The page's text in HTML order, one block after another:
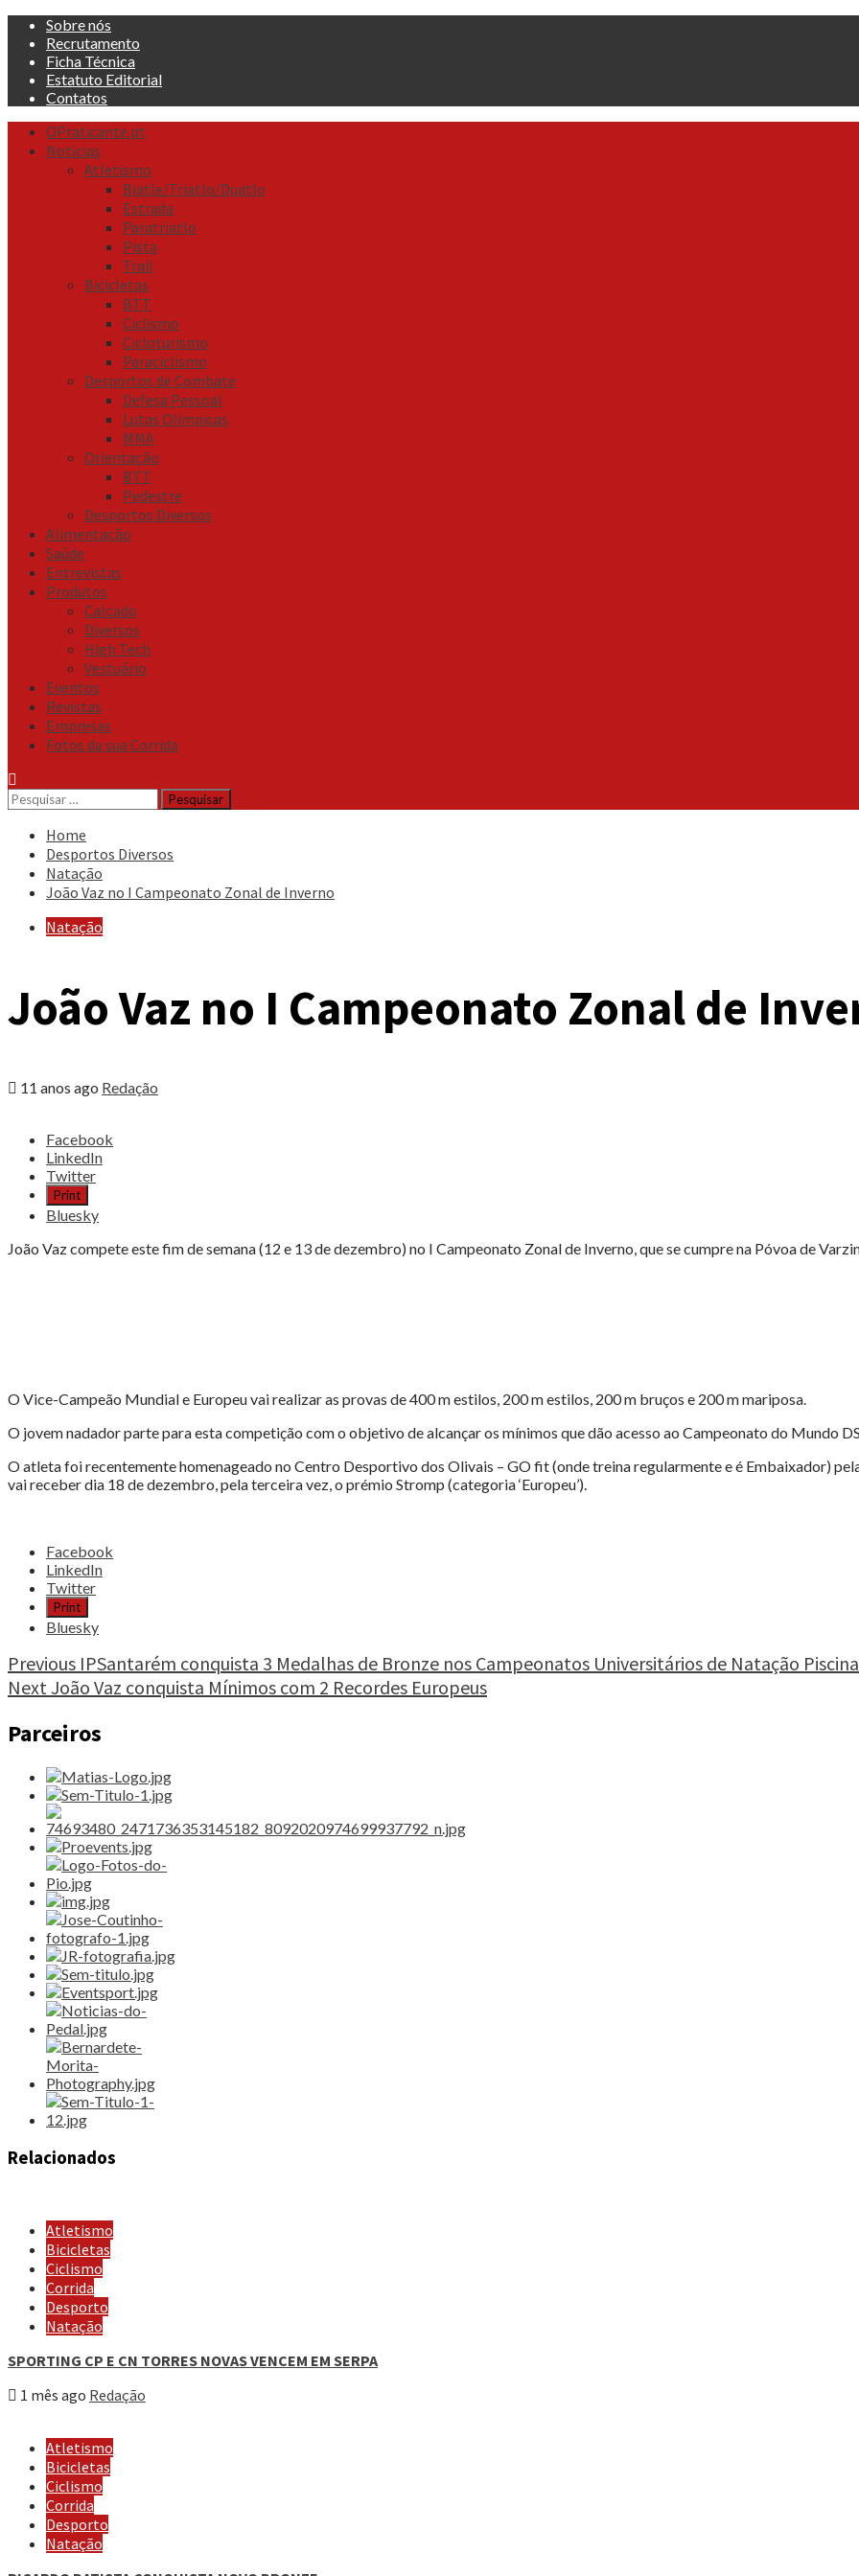
Skip
content
Sobre nós
Recrutamento
Ficha Técnica
Estatuto Editorial
Contatos
Primary
Menu
OPraticante.pt
Noticias
Atletismo
Biatle/Triatlo/Duatlo
Estrada
Paratriatlo
Pista
Trail
Bicicletas
BTT
Ciclismo
Cicloturismo
Paraciclismo
Desportos de Combate
Defesa Pessoal
Lutas Olímpicas
MMA
Orientação
BTT
Pedestre
Desportos Diversos
Alimentação
Saúde
Entrevistas
Produtos
Calçado
Diversos
High Tech
Vestuário
Eventos
Revistas
Empresas
Fotos da sua Corrida
Pesquisar
por:
Home
Desportos Diversos
Natação
João Vaz no I Campeonato Zonal de Inverno
Natação
João Vaz no I Campeonato Zonal de
11 anos ago Redação
Share
post
"João
Vaz
I
Facebook
LinkedIn
Twitter
Print
Bluesky
João Vaz compete este fim de semana (12 e 13 de dezembro) no I Campeonato Zonal de Inverno, que se cumpre na Póvoa de
O Vice-Campeão Mundial e Europeu vai realizar as provas de 400 m estilos, 200 m estilos, 200 m bruços e 200 m mariposa.
O jovem nadador parte para esta competição com o objetivo de alcançar os mínimos que dão acesso ao Campeonato do Mundo
O atleta foi recentemente homenageado no Centro Desportivo dos Olivais – GO fit (onde treina regularmente e é Embaixador)
vai receber dia 18 de dezembro, pela terceira vez, o prémio Stromp (categoria ‘Europeu’).
Share
post
"João
Vaz
I
Campeonato
Zonal
Inverno"
Facebook
LinkedIn
Twitter
Print
Bluesky
Continue
Reading
Previous IPSantarém conquista 3 Medalhas de Bronze nos Campeonatos Universitários de Natação
NextJoão Vaz conquista Mínimos com 2 Recordes Europeus
Parceiros
Relacionados
Atletismo
Bicicletas
Ciclismo
Corrida
Desporto
Natação
SPORTING CP E CN TORRES NOVAS VENCEM EM SERPA
1 mês ago Redação
Atletismo
Bicicletas
Ciclismo
Corrida
Desporto
Natação